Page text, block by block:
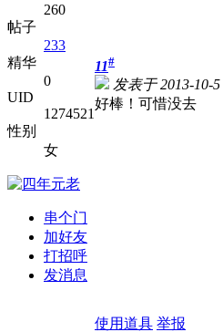
260
帖子
233
精华
0
UID
1274521
性别
女
串个门
加好友
打招呼
发消息
11#
发表于 2013-10-
好棒！可惜没去
使用道具 举报